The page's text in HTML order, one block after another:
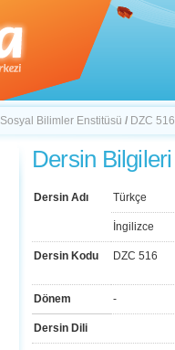
Sosyal Bilimler Enstitüsü / DZC 516
Dersin Bilgileri
Dersin Adı Türkçe
İngilizce
Dersin Kodu DZC 516
Dönem -
Dersin Dili